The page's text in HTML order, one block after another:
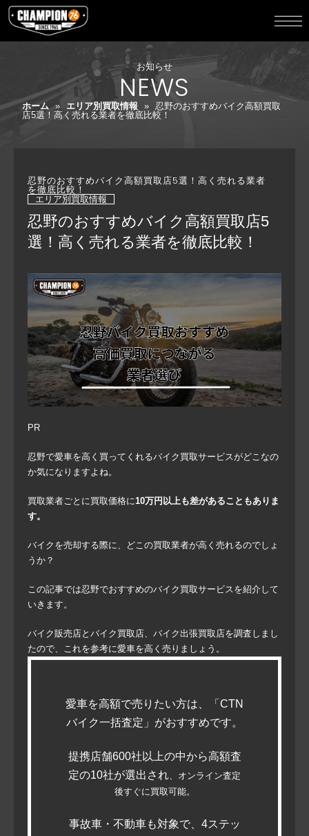
お知らせ
NEWS
ホーム » エリア別買取情報 » 忍野のおすすめバイク高額買取
店5選！高く売れる業者を徹底比較！
忍野のおすすめバイク高額買取店5選！高く売れる業者
を徹底比較！
エリア別買取情報
忍野のおすすめバイク高額買取店5
選！高く売れる業者を徹底比較！
PR
忍野で愛車を高く買ってくれるバイク買取サービスがどこなの
か気になりますよね。
買取業者ごとに買取価格に10万円以上も差があることもありま
す。
バイクを売却する際に、どこの買取業者が高く売れるのでしょ
うか？
この記事では忍野でおすすめのバイク買取サービスを紹介して
いきます。
バイク販売店とバイク買取店、バイク出張買取店を調査しまし
たので、これを参考に愛車を高く売りましょう。
愛車を高額で売りたい方は、「CTN
バイク一括査定」がおすすめです。
提携店舗600社以上の中から高額査
定の10社が選出され、オンライン査定
後すぐに買取可能。
事故車・不動車も対象で、4ステッ